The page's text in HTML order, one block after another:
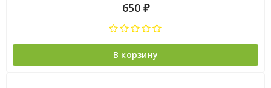
650 ₽
В корзину